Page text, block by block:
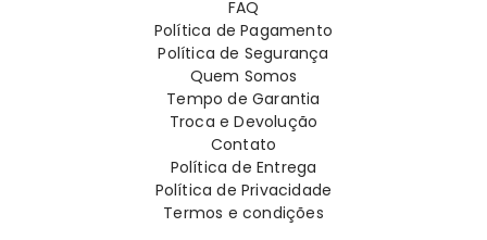
FAQ
Política de Pagamento
Política de Segurança
Quem Somos
Tempo de Garantia
Troca e Devolução
Contato
Política de Entrega
Política de Privacidade
Termos e condições